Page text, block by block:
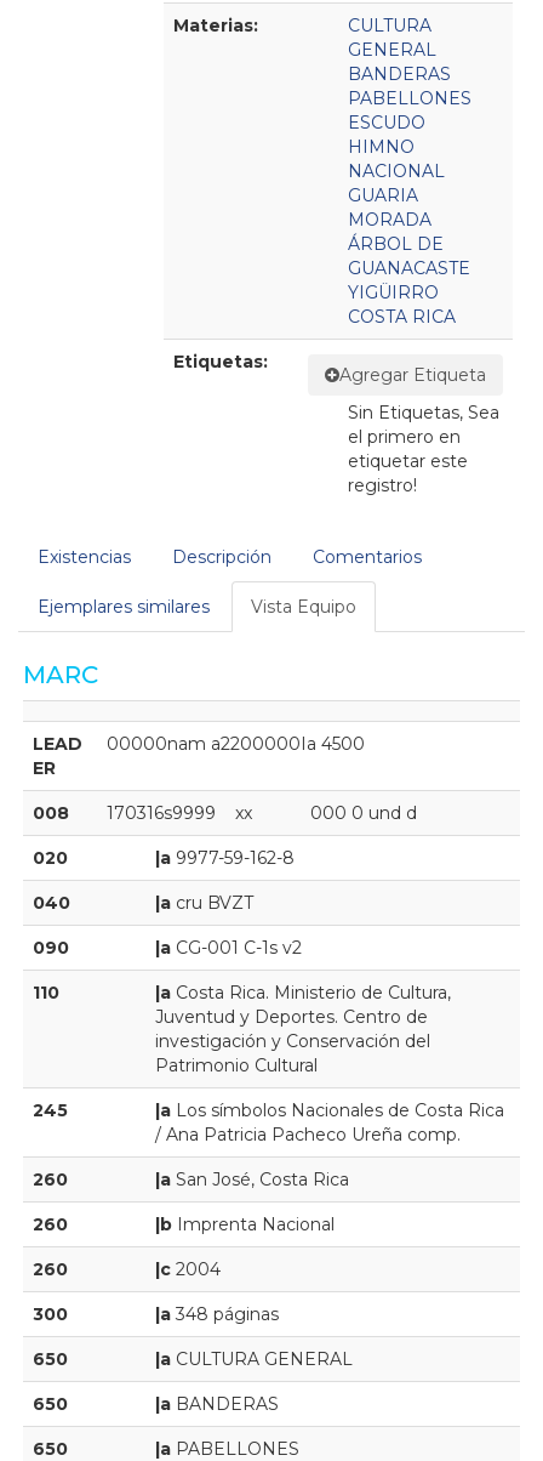
Materias:
CULTURA
GENERAL
BANDERAS
PABELLONES
ESCUDO
HIMNO
NACIONAL
GUARIA
MORADA
ÁRBOL DE
GUANACASTE
YIGÜIRRO
COSTA RICA
Etiquetas:
Agregar Etiqueta
Sin Etiquetas, Sea
el primero en
etiquetar este
registro!
Existencias Descripción Comentarios
Ejemplares similares Vista Equipo
MARC
LEAD
ER
00000nam a2200000Ia 4500
008 170316s9999    xx            000 0 und d
020 |a 9977-59-162-8
040 |a cru BVZT
090 |a CG-001 C-1s v2
110 |a Costa Rica. Ministerio de Cultura,
Juventud y Deportes. Centro de
investigación y Conservación del
Patrimonio Cultural
245 |a Los símbolos Nacionales de Costa Rica
/ Ana Patricia Pacheco Ureña comp.
260 |a San José, Costa Rica
260 |b Imprenta Nacional
260 |c 2004
300 |a 348 páginas
650 |a CULTURA GENERAL
650 |a BANDERAS
650 |a PABELLONES